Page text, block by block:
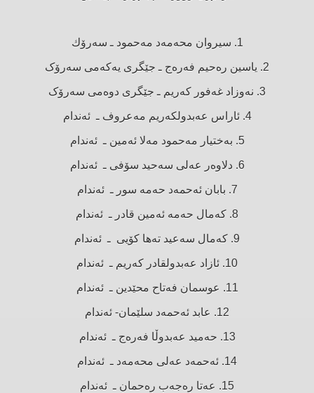
1. سیروان محەمەد مەحمود ـ سەرۆك
2. یاسین رەحیم فەرەج ـ جێگری یەکەمی سەرۆک
3. نەوزاد غەفور كەریم ـ جێگری دوەمی سەرۆک
4. ئاراس عەبدولکەریم مەعروف ـ ئەندام
5. بەختیار مەحمود مەلا ئەمین ـ ئەندام
6. دلاوەر عەلی سەحید سۆفی ـ ئەندام
7. بابان ئەحمەد حەمە سور ـ ئەندام
8. کەمال حەمە ئەمین قادر ـ ئەندام
9. کەمال سەعید تەها کۆیی ـ ئەندام
10. ئازاد عەبدولقادر كەریم ـ ئەندام
11. عوسمان فەتاح محێدین ـ ئەندام
12. عابد ئەحمەد سلێمان- ئەندام
13. حەمید عەبدوڵا فەرەج ـ ئەندام
14. ئەحمەد عەلی محەمەد ـ ئەندام
15. عەتا رەجەب رەحمان ـ ئەندام